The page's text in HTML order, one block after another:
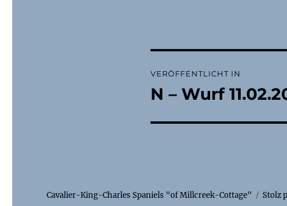
VERÖFFENTLICHT IN
N – Wurf
Cavalier-King-Charles Spaniels "of Millcreek-Cottage" Stolz